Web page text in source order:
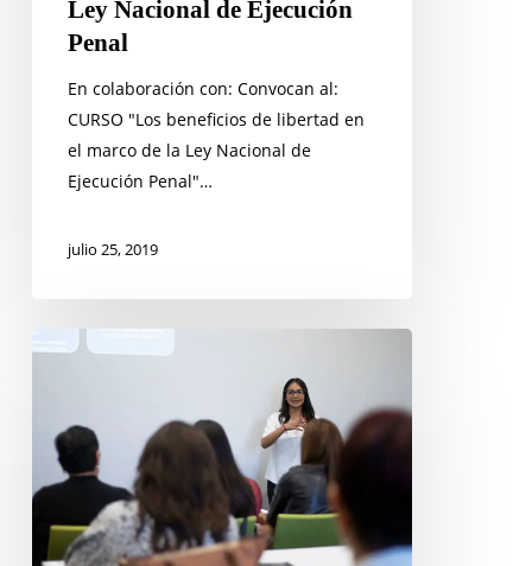
PenalLey Nacional de Ejecución
Penal
En colaboración con: Convocan al:
CURSO "Los beneficios de libertad en
el marco de la Ley Nacional de
Ejecución Penal"…
julio 25, 2019
estándares
nacionales
e
internacionales
en